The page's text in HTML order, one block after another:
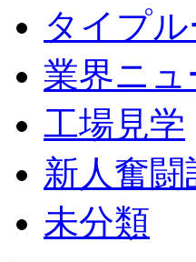
タイプ
業界ニュ
工場見学
新人奮闘
未分類